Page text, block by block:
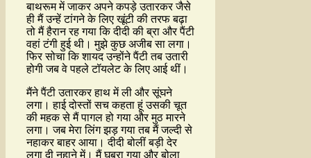
बाथरूम में जाकर अपने कपड़े उतारकर जैसे
ही मैं उन्हें टांगने के लिए खूंटी की तरफ बढ़ा
तो मैं हैरान रह गया कि दीदी की ब्रा और पैंटी
वहां टंगी हुई थी। मुझे कुछ अजीब सा लगा।
फिर सोचा कि शायद उन्होंने पैंटी तब उतारी
होगी जब वे पहले टॉयलेट के लिए आई थीं।
मैंने पैंटी उतारकर हाथ में ली और सूंघने
लगा। हाई दोस्तों सच कहता हूं उसकी चूत
की महक से मैं पागल हो गया और मुठ मारने
लगा। जब मेरा लिंग झड़ गया तब मैं जल्दी से
नहाकर बाहर आया। दीदी बोलीं बड़ी देर
लगा दी नहाने में। मैं घबरा गया और बोला